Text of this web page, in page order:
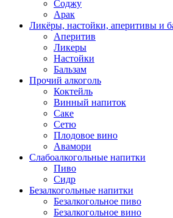
Соджу
Арак
Ликёры, настойки, аперитивы и
Аперитив
Ликеры
Настойки
Бальзам
Прочий алкоголь
Коктейль
Винный напиток
Саке
Сетю
Плодовое вино
Авамори
Слабоалкогольные напитки
Пиво
Сидр
Безалкогольные напитки
Безалкогольное пиво
Безалкогольное вино